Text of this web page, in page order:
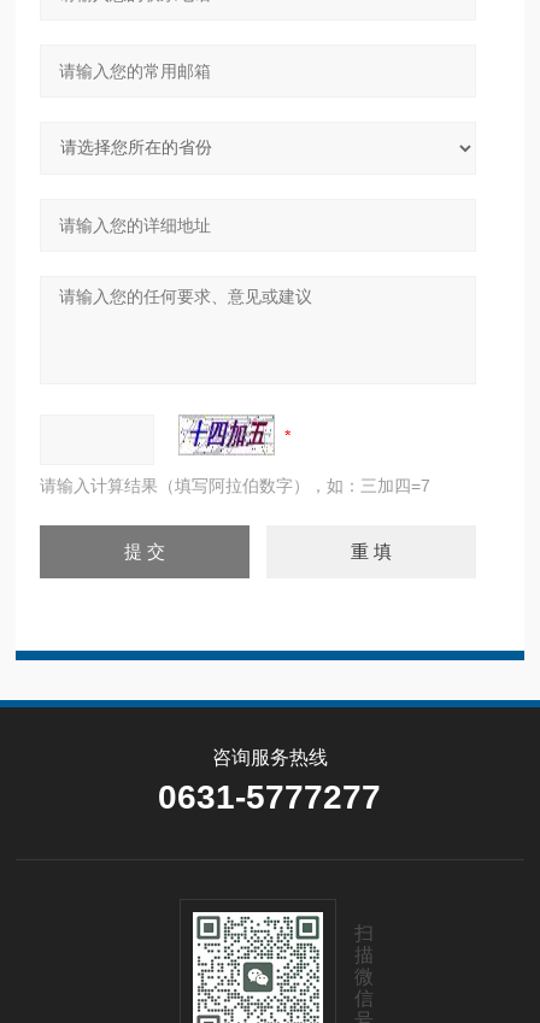
请输入计算结果（填写阿拉伯数字），如：三加四=7
咨询服务热线
0631-5777277
扫
描
微
信